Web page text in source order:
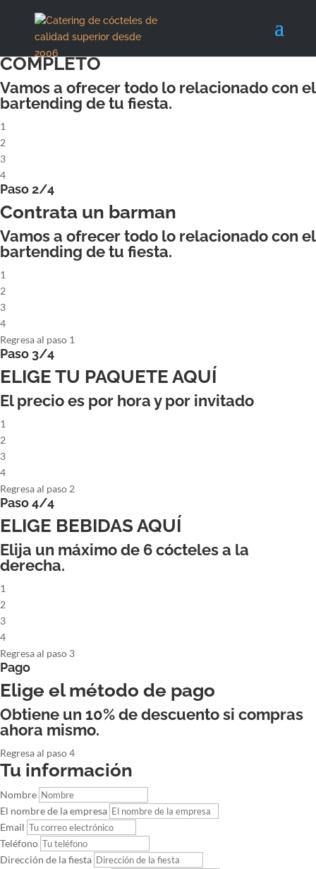
Paso 1/4
ALQUILA UN COCKTAILBAR
COMPLETO
Vamos a ofrecer todo lo relacionado con el
bartending de tu fiesta.
1
2
3
4
Paso 2/4
Contrata un barman
Vamos a ofrecer todo lo relacionado con el
bartending de tu fiesta.
1
2
3
4
Regresa al paso 1
Paso 3/4
ELIGE TU PAQUETE AQUÍ
El precio es por hora y por invitado
1
2
3
4
Regresa al paso 2
Paso 4/4
ELIGE BEBIDAS AQUÍ
Elija un máximo de 6cócteles a la
derecha.
1
2
3
4
Regresa al paso 3
Pago
Elige el método de pago
Obtiene un 10% de descuento si compras
ahora mismo.
Regresa al paso 4
Tu información
Nombre
El nombre de la empresa
Email
Teléfono
Dirección de la fiesta